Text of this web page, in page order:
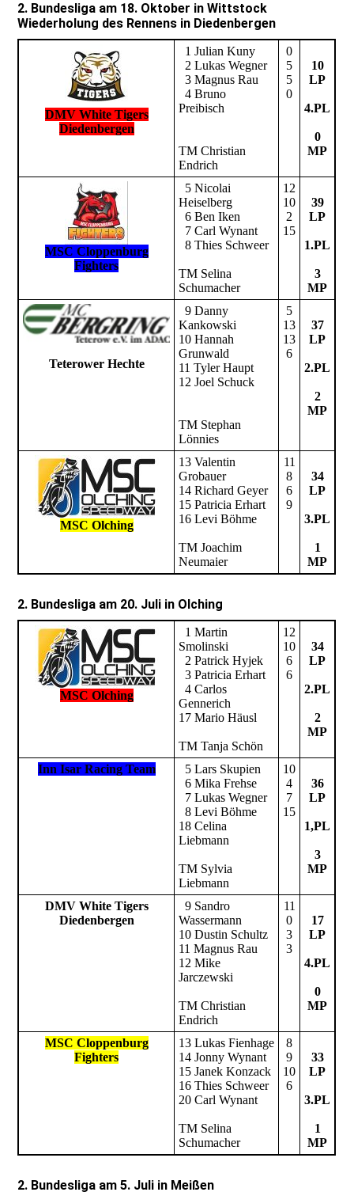
2. Bundesliga am 18. Oktober in Wittstock
Wiederholung des Rennens in Diedenbergen
DMV White Tigers
Diedenbergen
1 Julian Kuny
2 Lukas Wegner
3 Magnus Rau
4 Bruno
Preibisch
TM Christian
Endrich
0
5
5
0
10
LP
4.PL
0
MP
MSC Cloppenburg
Fighters
5 Nicolai
Heiselberg
6 Ben Iken
7 Carl Wynant
8 Thies Schweer
TM Selina
Schumacher
12
10
2
15
39
LP
1.PL
3
MP
Teterower Hechte
9 Danny
Kankowski
10 Hannah
Grunwald
11 Tyler Haupt
12 Joel Schuck
TM Stephan
Lönnies
5
13
13
6
37
LP
2.PL
2
MP
MSC Olching
13 Valentin
Grobauer
14 Richard Geyer
15 Patricia Erhart
16 Levi Böhme
TM Joachim
Neumaier
11
8
6
9
34
LP
3.PL
1
MP
2. Bundesliga am 20. Juli in Olching
MSC Olching
1 Martin
Smolinski
2 Patrick Hyjek
3 Patricia Erhart
4 Carlos
Gennerich
17 Mario Häusl
TM Tanja Schön
12
10
6
6
34
LP
2.PL
2
MP
Inn Isar Racing Team
5 Lars Skupien
6 Mika Frehse
7 Lukas Wegner
8 Levi Böhme
18 Celina
Liebmann
TM Sylvia
Liebmann
10
4
7
15
36
LP
1,PL
3
MP
DMV White Tigers
Diedenbergen
9 Sandro
Wassermann
10 Dustin Schultz
11 Magnus Rau
12 Mike
Jarczewski
TM Christian
Endrich
11
0
3
3
17
LP
4.PL
0
MP
MSC Cloppenburg
Fighters
13 Lukas Fienhage
14 Jonny Wynant
15 Janek Konzack
16 Thies Schweer
20 Carl Wynant
TM Selina
Schumacher
8
9
10
6
33
LP
3.PL
1
MP
2. Bundesliga am 5. Juli in Meißen